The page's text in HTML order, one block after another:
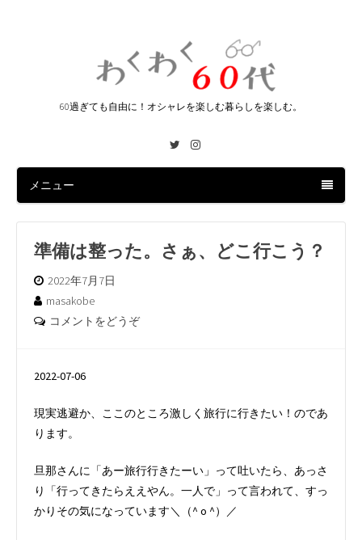
60過ぎても自由に！オシャレを楽しむ暮らしを楽しむ。
TwitterInstagram
メニュー
準備は整った。さぁ、どこ行こう？
2022年7月7日
masakobe
コメントをどうぞ
2022-07-06
現実逃避か、ここのところ激しく旅行に行きたい！のであ
ります。
旦那さんに「あー旅行行きたーい」って吐いたら、あっさ
り「行ってきたらええやん。一人で」って言われて、すっ
かりその気になっています＼（^ o ^）／